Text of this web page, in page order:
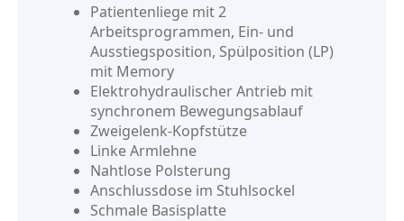
Patientenliege mit 2
Arbeitsprogrammen, Ein- und
Ausstiegsposition, Spülposition (LP)
mit Memory
Elektrohydraulischer Antrieb mit
synchronem Bewegungsablauf
Zweigelenk-Kopfstütze
Linke Armlehne
Nahtlose Polsterung
Anschlussdose im Stuhlsockel
Schmale Basisplatte